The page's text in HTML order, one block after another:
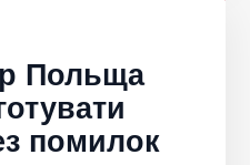
Польща
помилок